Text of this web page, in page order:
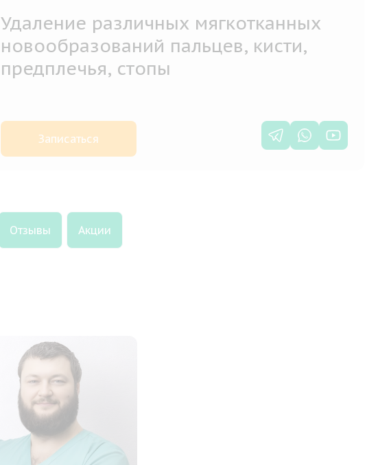
Удаление различных мягкотканных
новообразований пальцев, кисти,
предплечья, стопы
Записаться
Отзывы Акции